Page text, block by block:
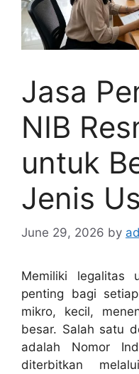
Jasa
NIB
untuk
Jenis
June 29, 2026 by
Memiliki legalitas
penting bagi
mikro, kecil,
besar. Salah satu
adalah Nomor
diterbitkan